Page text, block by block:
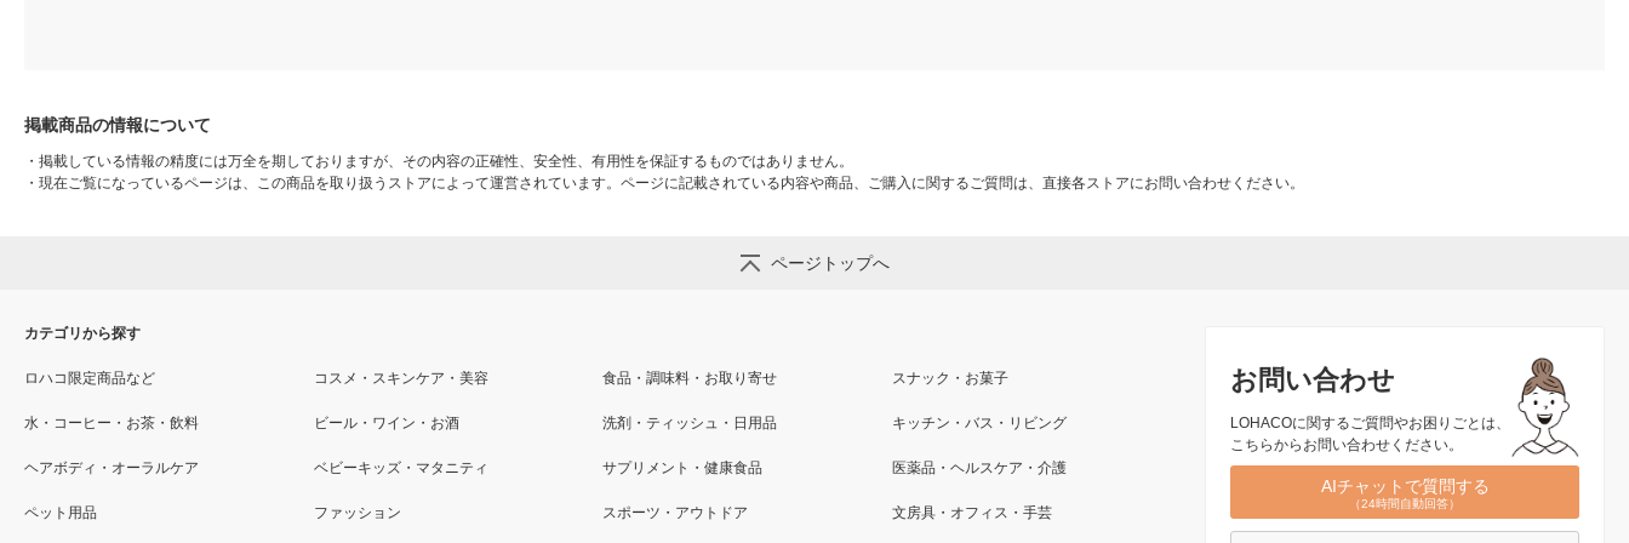
掲載商品の情報について
・ 掲載している情報の精度には万全を期しておりますが、その内容の正確性、安全性、有用性を保証するものではありません。
・ 現在ご覧になっているページは、この商品を取り扱うストアによって運営されています。ページに記載されている内容や商品、ご購入に関するご質問は、直接各ストアにお問い合わせください。
ページトップへ
お問い合わせ
LOHACOに関するご質問やお困りごとは、
こちらからお問い合わせください。
AIチャットで質問する
（24時間自動回答）
カテゴリから探す
ロハコ限定商品など コスメ・スキンケア・美容 食品・調味料・お取り寄せ スナック・お菓子
水・コーヒー・お茶・飲料 ビール・ワイン・お酒 洗剤・ティッシュ・日用品 キッチン・バス・リビング
ヘアボディ・オーラルケア ベビーキッズ・マタニティ サプリメント・健康食品 医薬品・ヘルスケア・介護
ペット用品 ファッション スポーツ・アウトドア 文房具・オフィス・手芸